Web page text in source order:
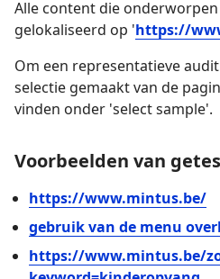
Alle content die
gelokaliseerd op 'https://
Om een representatieve
selectie gemaakt van de
vinden onder 'select sample'.
Voorbeelden van
https://www.mintus.be/
gebruik van de menu
https://www.mintus.be/